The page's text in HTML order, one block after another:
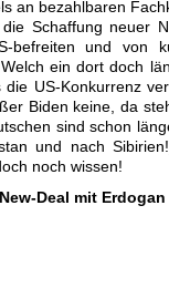
an bezahlbaren
Schaffung neuer
und von
ein dort doch
US-Konkurrenz
Biden keine, da
sind schon
und nach
noch wissen!
Deal mit Erdogan